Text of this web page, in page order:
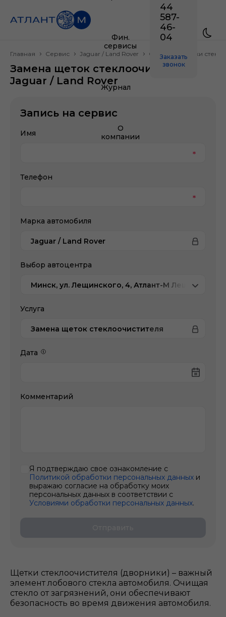
Фин.
сервисы
Журнал
О
компании
44
587-
46-
04
Заказать
звонок
Главная Сервис Jaguar / Land Rover Система очистки стекол
Замена щеток стеклоочистителя
Jaguar / Land Rover
Щетки стеклоочистителя (дворники) – важный
элемент лобового стекла автомобиля. Очищая
стекло от загрязнений, они обеспечивают
безопасность во время движения автомобиля.
Запись на сервис
Имя
Телефон
Марка автомобиля
Jaguar / Land Rover
Выбор автоцентра
Минск, ул. Лещинского, 4, Атлант-М Лещинского
Услуга
Замена щеток стеклоочистителя
Дата
Комментарий
Я подтверждаю свое ознакомление с
Политикой обработки персональных данных и
выражаю согласие на обработку моих
персональных данных в соответствии с
Условиями обработки персональных данных.